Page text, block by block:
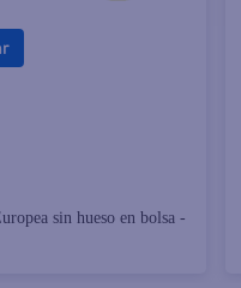
sin hueso en bolsa -